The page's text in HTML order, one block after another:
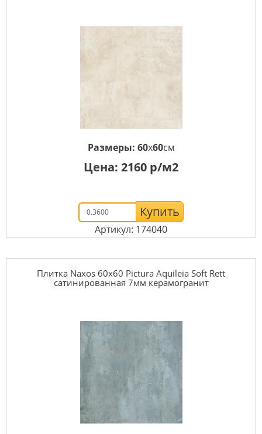
Размеры: 60x60см
Цена: 2160 р/м2
Купить
Артикул: 174040
Плитка Naxos 60x60 Pictura Aquileia Soft Rett
сатинированная 7мм керамогранит